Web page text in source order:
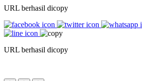
URL berhasil dicopy
URL berhasil dicopy